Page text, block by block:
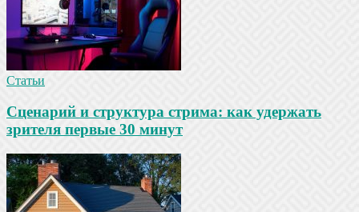
Статьи
Сценарий и структура стрима: как удержать
зрителя первые 30 минут